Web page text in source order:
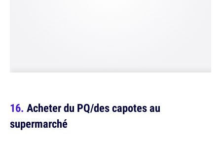
Acheter du PQ/des capotes au
supermarché